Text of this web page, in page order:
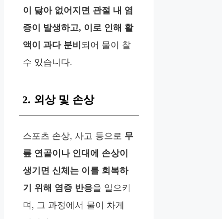
이 닳아 없어지면 관절 내 염
증이 발생하고, 이로 인해 활
액이 과다 분비 되어 물이 찰
수 있습니다.
2. 외상 및 손상
스포츠 손상, 사고 등으로 무
릎 연골이나 인대에 손상이
생기면 신체는 이를 회복하
기 위해 염증 반응을 일으키
며, 그 과정에서 물이 차게